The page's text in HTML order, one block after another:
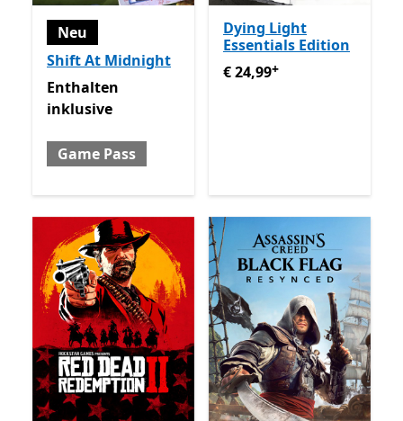
Neu
Shift At Midnight
Enthalten inklusive Game Pass
Enthalten
inklusive
Game Pass
Dying Light
Essentials Edition
€ 24,99Enthält In-App-
€ 24,99+